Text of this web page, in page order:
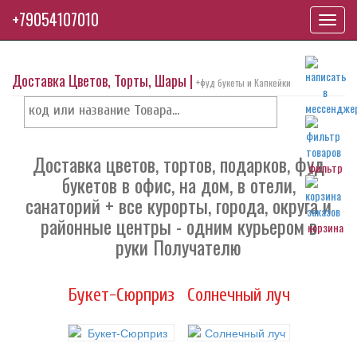
фильтр
корзина
Доставка Цветов, Торты, Шары | +фуд букеты и Капкейки
Доставка цветов, тортов, подарков, фуд
букетов в офис, на дом, в отели,
санаторий + все курорты, города, округа и
районные центры - одним курьером в
руки Получателю
Букет-Сюрприз Солнечный луч
+79054107010